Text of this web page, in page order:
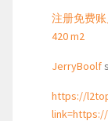
注册免费
420 m2
JerryBoolf
https://